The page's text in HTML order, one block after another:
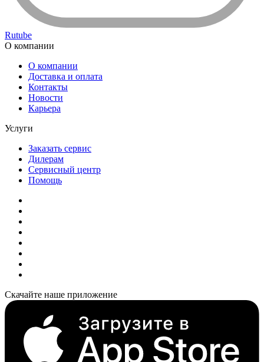
Rutube
О компании
О компании
Доставка и оплата
Контакты
Новости
Карьера
Услуги
Заказать сервис
Дилерам
Сервисный центр
Помощь
Скачайте наше приложение